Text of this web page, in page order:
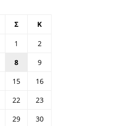
Σ Κ
1
2
8
9
15
16
22
23
29 30